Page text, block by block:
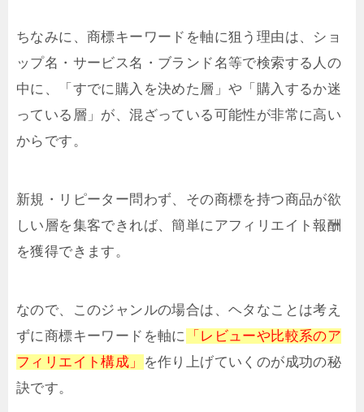
ちなみに、商標キーワードを軸に狙う理由は、ショ
ップ名・サービス名・ブランド名等で検索する人の
中に、「すでに購入を決めた層」や「購入するか迷
っている層」が、混ざっている可能性が非常に高い
からです。
新規・リピーター問わず、その商標を持つ商品が欲
しい層を集客できれば、簡単にアフィリエイト報酬
を獲得できます。
なので、このジャンルの場合は、ヘタなことは考え
ずに商標キーワードを軸に
「レビューや比較系のア
フィリエイト構成」
を作り上げていくのが成功の秘
訣です。